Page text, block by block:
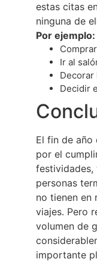
estas citas
ninguna de
Por ejemplo:
Ir al
Decorar
Decidir
El fin de año
por el
festividades,
personas
no tienen en
viajes. Pero
volumen de
importante